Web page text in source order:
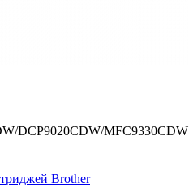
DCP9020CDW/MFC9330CDW
Brother